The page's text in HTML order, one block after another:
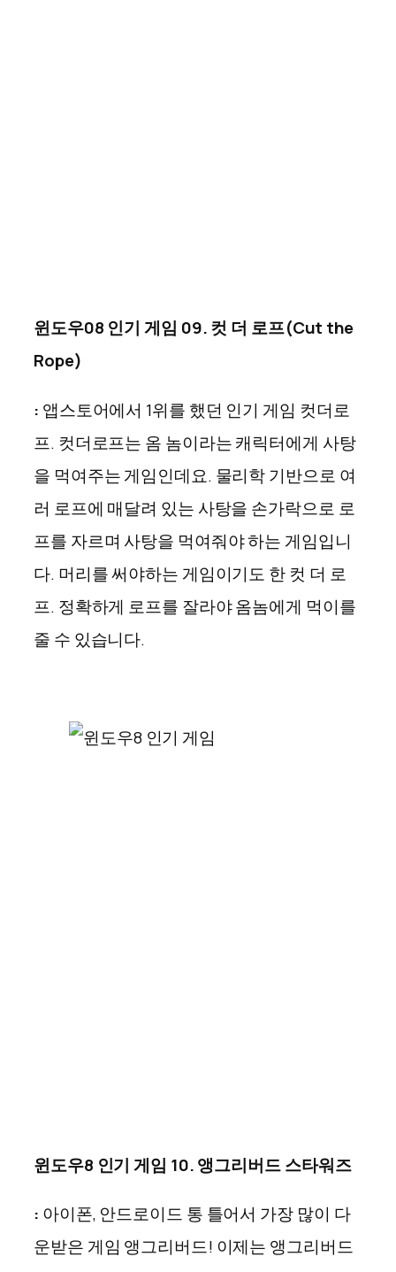
윈도우08 인기 게임 09. 컷 더 로프(Cut the
Rope)
: 앱스토어에서 1위를 했던 인기 게임 컷더로
프. 컷더로프는 옴 놈이라는 캐릭터에게 사탕
을 먹여주는 게임인데요. 물리학 기반으로 여
러 로프에 매달려 있는 사탕을 손가락으로 로
프를 자르며 사탕을 먹여줘야 하는 게임입니
다. 머리를 써야하는 게임이기도 한 컷 더 로
프. 정확하게 로프를 잘라야 옴놈에게 먹이를
줄 수 있습니다.
윈도우8 인기 게임 10. 앵그리버드 스타워즈
: 아이폰, 안드로이드 통 틀어서 가장 많이 다
운받은 게임 앵그리버드! 이제는 앵그리버드